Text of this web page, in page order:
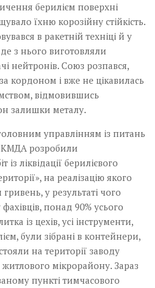
берилієм поверхні
їхню корозійну стійкість.
в ракетній техніці й у
з нього виготовляли
нейтронів. Союз розпався,
кордоном і вже не цікавилась
відмовившись
залишки металу.­
управлінням із питань
КМДА розробили
ліквідації берилієвого
на реалізацію якого
у результаті чого
понад 90% усього
із цехів, усі інструменти,
були зібрані в контейнери,
на території заводу
мікрорайону. Зараз
пункті тимчасового